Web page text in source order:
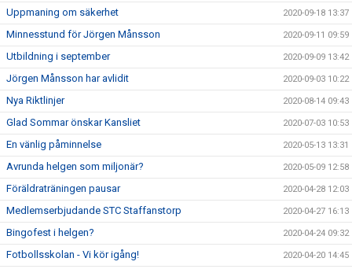
Uppmaning om säkerhet 2020-09-18 13:37
Minnesstund för Jörgen Månsson 2020-09-11 09:59
Utbildning i september 2020-09-09 13:42
Jörgen Månsson har avlidit 2020-09-03 10:22
Nya Riktlinjer 2020-08-14 09:43
Glad Sommar önskar Kansliet 2020-07-03 10:53
En vänlig påminnelse 2020-05-13 13:31
Avrunda helgen som miljonär? 2020-05-09 12:58
Föräldraträningen pausar 2020-04-28 12:03
Medlemserbjudande STC Staffanstorp 2020-04-27 16:13
Bingofest i helgen? 2020-04-24 09:32
Fotbollsskolan - Vi kör igång! 2020-04-20 14:45